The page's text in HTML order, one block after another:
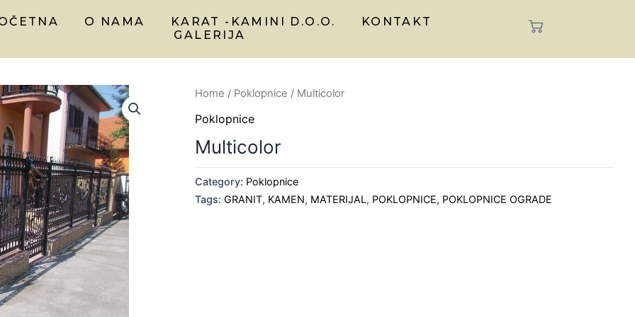
O NAMA KARAT -KAMINI D.O.O.
KONTAKT
GALERIJA
Home / Poklopnice / Multicolor
Poklopnice
Multicolor
Category: Poklopnice
Tags:GRANIT, KAMEN, MATERIJAL, POKLOPNICE, POKLOPNICE OGRADE